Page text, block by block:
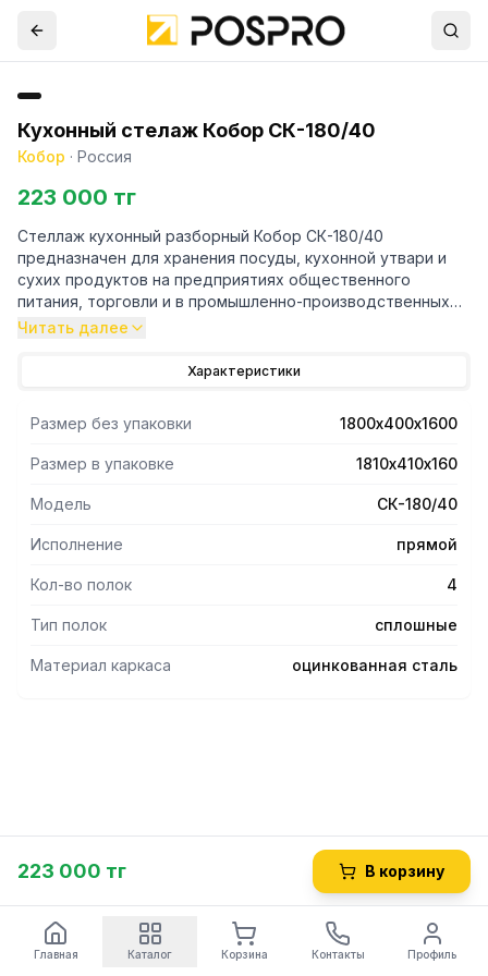
Кухонный стелаж Кобор СК-180/40
Кобор · Россия
223 000 тг
Стеллаж кухонный разборный Кобор СК-180/40
предназначен для хранения посуды, кухонной утвари и
сухих продуктов на предприятиях общественного
питания, торговли и в промышленно-производственных
помещении.
- Каркас выполнен в виде уголка 40х40 мм из
каскадным образом.
- Уникальная система крепления полок обеспечивает
жёсткость конструкции стеллажа.
- Ножки регулируются по высоте, что помогает избежать
- Опоры регуляторов высоты не подвержены коррозии во
-Стеллаж имеет разборную конструкцию, что является
Читать далее
Характеристики
Размер без упаковки 1800х400х1600
Размер в упаковке 1810х410х160
Модель СК-180/40
Исполнение прямой
Кол-во полок 4
Тип полок сплошные
Материал каркаса оцинкованная сталь
223 000 тг В корзину
Главная Каталог Корзина Контакты Профиль